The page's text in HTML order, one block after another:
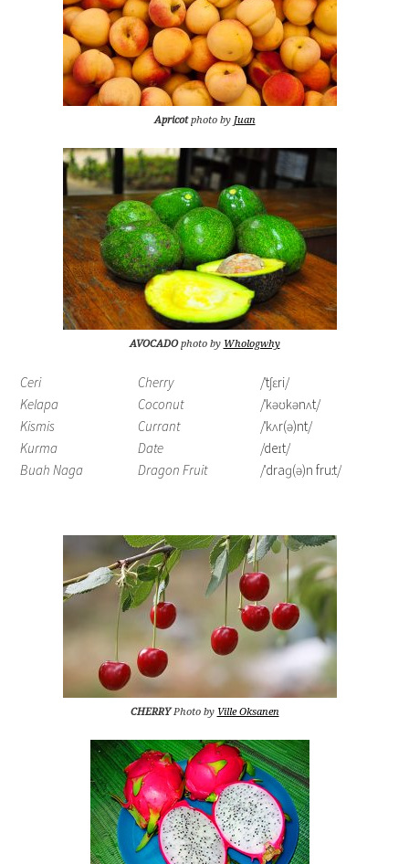
Apricot photo by Juan
AVOCADO photo by Whologwhy
Ceri Cherry
/ˈtʃɛri/
Kelapa
Coconut
/ˈkəʊkənʌt/
Kismis
Currant
/ˈkʌr(ə)nt/
Kurma
Date
/deɪt/
Buah Naga
Dragon Fruit /ˈdraɡ(ə)n fruːt/
CHERRY Photo by Ville Oksanen